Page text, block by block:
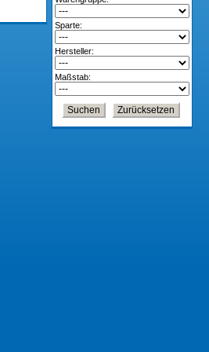
Sparte:
Hersteller:
Maßstab: